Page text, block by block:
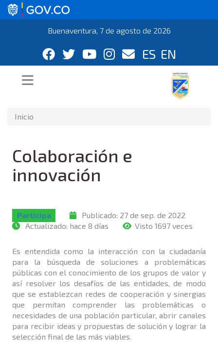
Buenaventura, 7 de agosto de 2026
ES EN
Inicio
Colaboración e
innovación
Participa Publicado: 27 de sep. de 2022
Actualizado: hace 8 días Visto 1697 veces
Es entendida como la interacción con la ciudadanía
para la búsqueda de soluciones a problemáticas
públicas con el conocimiento de los grupos de valor y
así resolver los desafíos de las entidades, de modo
que se establezcan redes de cooperación y sinergias
que permitan comprender las problemáticas o
necesidades de una población particular, abrir canales
para recibir ideas y propuestas de solución y lograr la
selección final de las más viables.